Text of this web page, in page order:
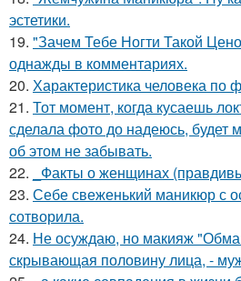
эстетики.
19. "Зачем Тебе Ногти Такой
однажды в комментариях.
20. Характеристика человека по
21. Тот момент, когда кусаешь
сделала фото до надеюсь, будет
об этом не забывать.
22.
_Факты о женщинах
23. Себе свеженький маникюр с
сотворила.
24. Не осуждаю, но макияж
скрывающая половину лица, -